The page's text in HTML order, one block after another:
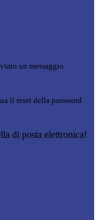
un messaggio
il reset della password
di posta elettronica!